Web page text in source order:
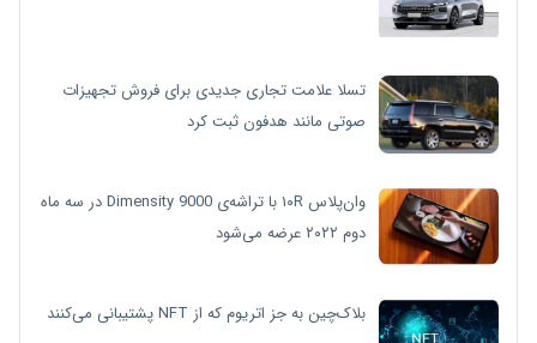
تسلا علامت تجاری جدیدی برای فروش تجهیزات
صوتی مانند هدفون ثبت کرد
وان‌پلاس ۱۰R با تراشه‌ی Dimensity 9000 در سه ماه
دوم ۲۰۲۲ عرضه می‌شود
بلاک‌چین به جز اتریوم که از NFT پشتیبانی می‌کنند